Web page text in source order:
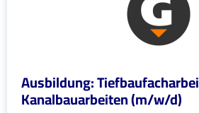
Ausbildung:
Kanalbauarbeiten (m/w/d)